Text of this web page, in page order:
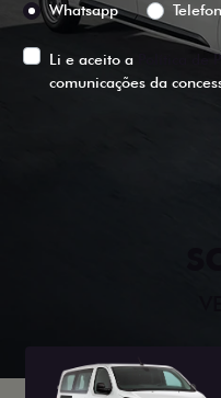
Whatsapp
Li e aceito a Política de
comunicações da